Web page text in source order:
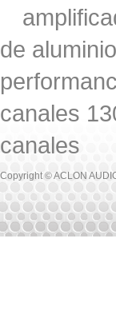
de aluminio
canales
canales
Copyright © ACLON